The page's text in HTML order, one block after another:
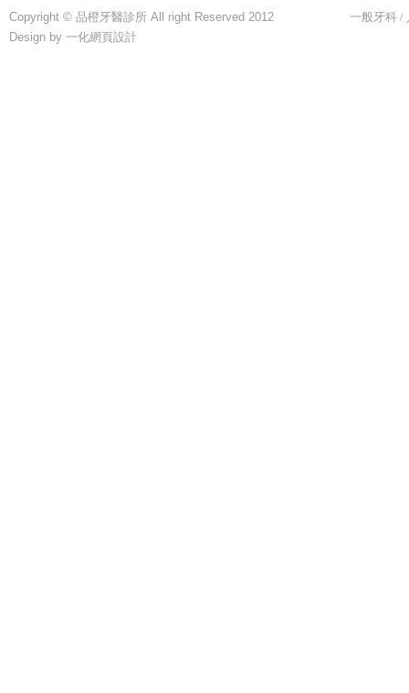
Copyright © 品橙牙醫診所 All right Reserved 2012
Design by 一化網頁設計
一般牙科 /